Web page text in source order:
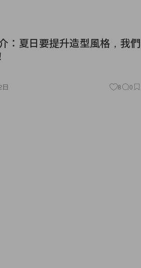
：夏日要提升造型風格，我們
8 0